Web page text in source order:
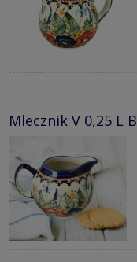
Mlecznik V 0,25 L